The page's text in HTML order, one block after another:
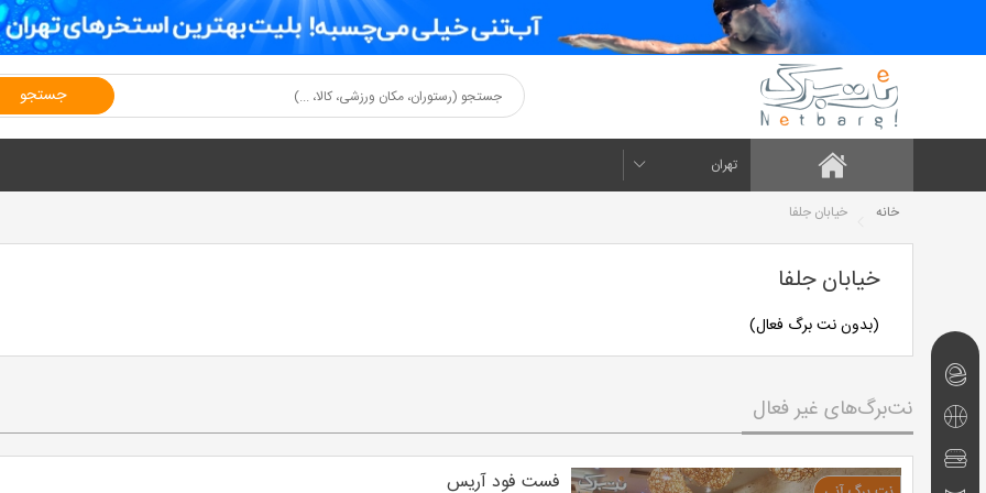
جستجو
تهران
خانه خیابان جلفا
نت‌برگ‌های
امروز
تفریحی
رستوران
خیابان جلفا
(بدون نت برگ فعال)
نت‌برگ‌های غیر فعال
فست فود آریس